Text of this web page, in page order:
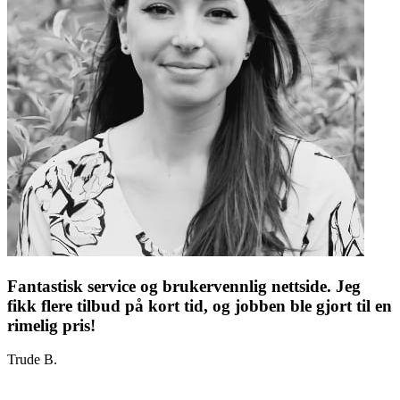
Fantastisk service og brukervennlig nettside. Jeg
fikk flere tilbud på kort tid, og jobben ble gjort til en
rimelig pris!
Trude B.